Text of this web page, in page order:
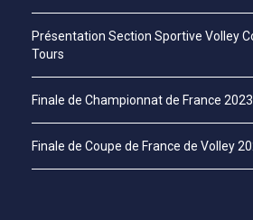
Présentation Section Sportive Volley
Tours
Finale de Championnat de France 2023
Finale de Coupe de France de Volley